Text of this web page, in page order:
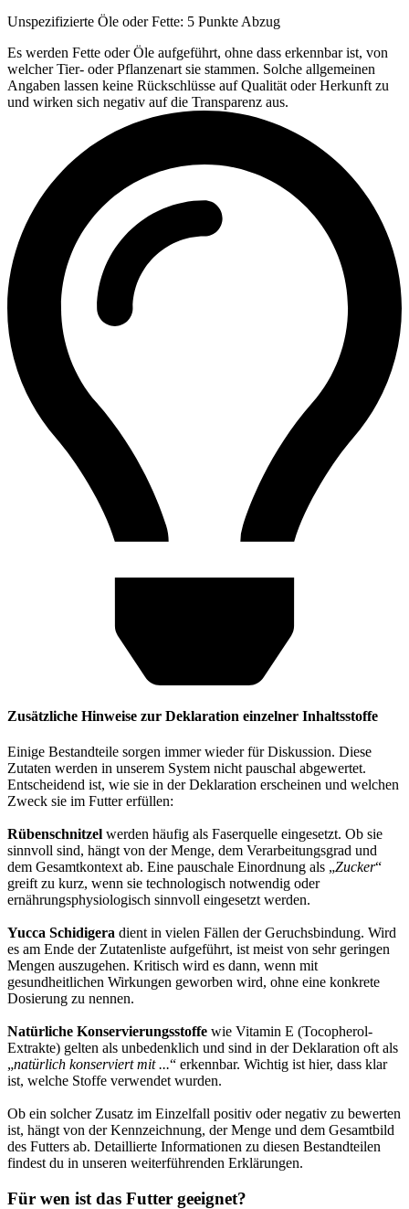
Unspezifizierte Öle oder Fette: 5 Punkte Abzug
Es werden Fette oder Öle aufgeführt, ohne dass erkennbar ist, von
welcher Tier- oder Pflanzenart sie stammen. Solche allgemeinen
Angaben lassen keine Rückschlüsse auf Qualität oder Herkunft zu
und wirken sich negativ auf die Transparenz aus.
Zusätzliche Hinweise zur Deklaration einzelner Inhaltsstoffe
Einige Bestandteile sorgen immer wieder für Diskussion. Diese
Zutaten werden in unserem System nicht pauschal abgewertet.
Entscheidend ist, wie sie in der Deklaration erscheinen und welchen
Zweck sie im Futter erfüllen:
Rübenschnitzel werden häufig als Faserquelle eingesetzt. Ob sie
sinnvoll sind, hängt von der Menge, dem Verarbeitungsgrad und
dem Gesamtkontext ab. Eine pauschale Einordnung als „Zucker“
greift zu kurz, wenn sie technologisch notwendig oder
ernährungsphysiologisch sinnvoll eingesetzt werden.
Yucca Schidigera dient in vielen Fällen der Geruchsbindung. Wird
es am Ende der Zutatenliste aufgeführt, ist meist von sehr geringen
Mengen auszugehen. Kritisch wird es dann, wenn mit
gesundheitlichen Wirkungen geworben wird, ohne eine konkrete
Dosierung zu nennen.
Natürliche Konservierungsstoffe wie Vitamin E (Tocopherol-
Extrakte) gelten als unbedenklich und sind in der Deklaration oft als
„natürlich konserviert mit ...“ erkennbar. Wichtig ist hier, dass klar
ist, welche Stoffe verwendet wurden.
Ob ein solcher Zusatz im Einzelfall positiv oder negativ zu bewerten
ist, hängt von der Kennzeichnung, der Menge und dem Gesamtbild
des Futters ab. Detaillierte Informationen zu diesen Bestandteilen
findest du in unseren weiterführenden Erklärungen.
Für wen ist das Futter geeignet?